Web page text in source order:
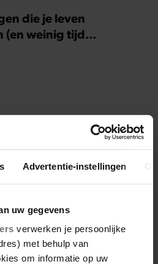
Advertentie-instellingen
uw gegevens
verwerken je persoonlijke
met behulp van
om informatie op uw
die je leven
(en weinig tijd